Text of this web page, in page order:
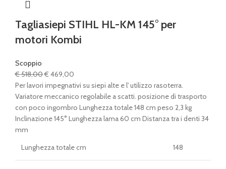
Tagliasiepi STIHL HL-KM 145° per
motori Kombi
Scoppio
€518,00Il
prezzo
originale
era:
€ 518,00.
€ 469,00
prezzo
attuale
è:
€ 469,00.
Per lavori impegnativi su siepi alte e l' utilizzo rasoterra.
Variatore meccanico regolabile a scatti. posizione di trasporto
con poco ingombro Lunghezza totale 148 cm peso 2,3 kg
Inclinazione 145° Lunghezza lama 60 cm Distanza tra i denti 34
mm
Lunghezza totale cm
148